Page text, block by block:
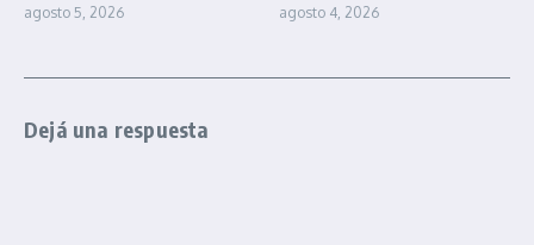
agosto 5, 2026 agosto 4, 2026
Dejá una respuesta